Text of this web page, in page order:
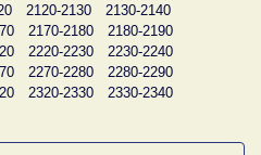
2120-2130
2130-2140
2170-2180
2180-2190
2220-2230
2230-2240
2270-2280
2280-2290
2320-2330
2330-2340